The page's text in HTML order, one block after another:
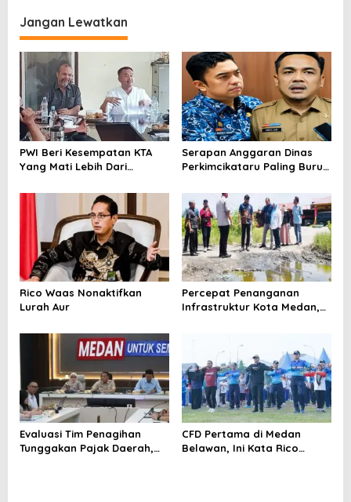
g
a
s
i
p
o
s
Jangan Lewatkan
PWI Beri Kesempatan KTA
Yang Mati Lebih Dari
Serapan Anggaran Dinas
Perkimcikataru Paling Buruk,
Dievaluasi
Rico Waas Nonaktifkan
Lurah Aur
Percepat Penanganan
Infrastruktur Kota Medan,
Evaluasi Tim Penagihan
Tunggakan Pajak Daerah,
CFD Pertama di Medan
Belawan, Ini Kata Rico